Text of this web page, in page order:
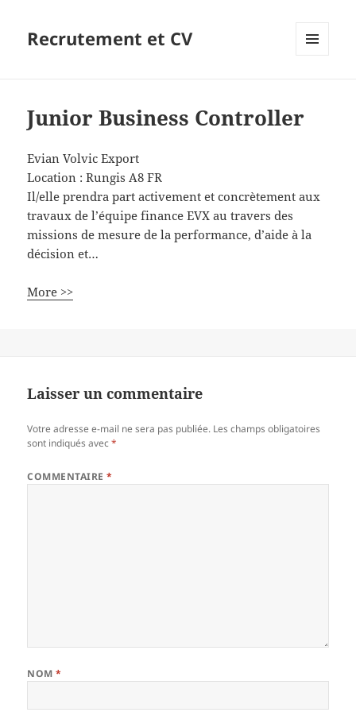
Recrutement et CV
Junior Business Controller
Evian Volvic Export
Location :Rungis A8 FR
Il/elle prendra part activement et concrètement aux
travaux de l’équipe finance EVX au travers des
missions de mesure de la performance, d’aide à la
décision et…
More >>
Laisser un commentaire
Votre adresse e-mail ne sera pas publiée. Les champs obligatoires
sont indiqués avec*
COMMENTAIRE*
NOM*